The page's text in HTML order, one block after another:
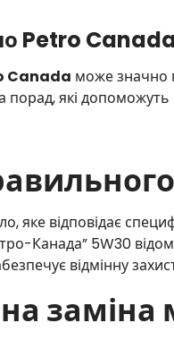
Petro
Canada може значно
порад, які
яке відповідає
Канада” 5W30
відмінну
заміна